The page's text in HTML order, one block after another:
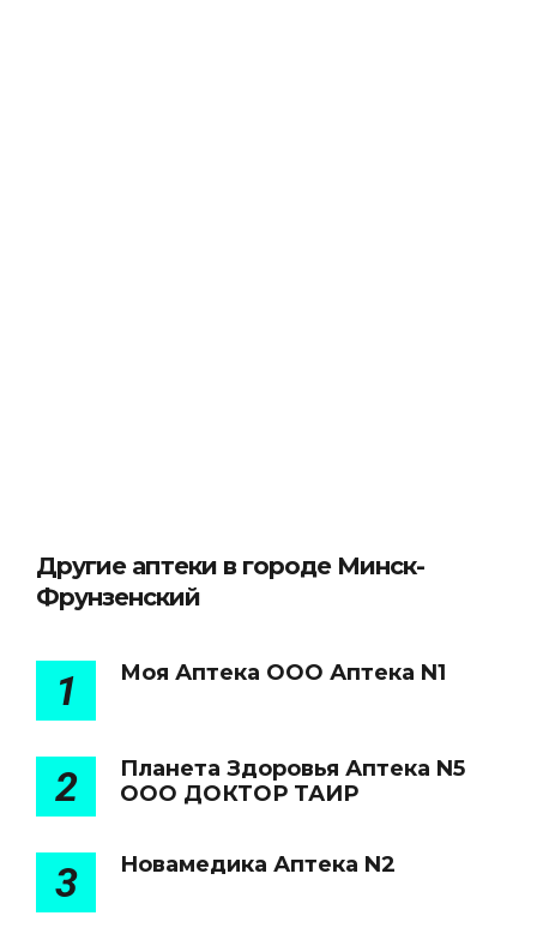
Другие аптеки в городе Минск-
Фрунзенский
1 Моя Аптека ООО Аптека N1
2
Планета Здоровья Аптека N5
ООО ДОКТОР ТАИР
3 Новамедика Аптека N2